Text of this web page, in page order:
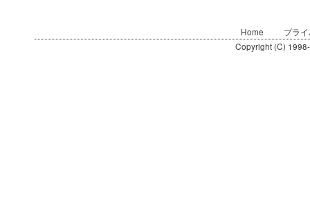
Home
プラ
Copyright (C)